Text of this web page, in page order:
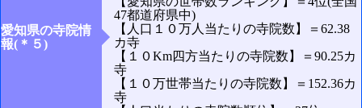
愛知県の寺院情
報(＊５)
47都道府県中)
【人口１０万人当たりの寺院数】＝62.38
カ寺
【１０Km四方当たりの寺院数】＝90.25カ
寺
【１０万世帯当たりの寺院数】＝152.36カ
寺